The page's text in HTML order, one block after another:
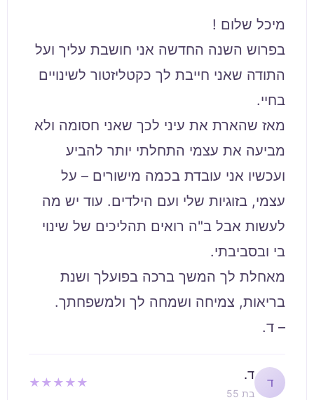
בפרוש השנה החדשה אני חושבת עליך ועל
התודה שאני חייבת לך כקטליזטור לשינויים
מאז שהארת את עיני לכך שאני חסומה ולא
מביעה את עצמי התחלתי יותר להביע
ועכשיו אני עובדת בכמה מישורים – על
עצמי, בזוגיות שלי ועם הילדים. עוד יש מה
לעשות אבל ב"ה רואים תהליכים של שינוי
מאחלת לך המשך ברכה בפועלך ושנת
– ד.
ד
ד.
בת 55
★★★★★